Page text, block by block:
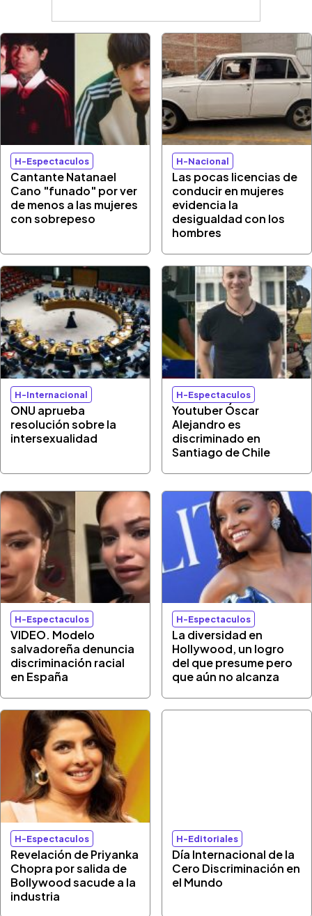
H-Espectaculos
Cantante Natanael
Cano "funado" por ver
de menos a las mujeres
con sobrepeso
H-Nacional
Las pocas licencias de
conducir en mujeres
evidencia la
desigualdad con los
hombres
H-Internacional
ONU aprueba
resolución sobre la
intersexualidad
H-Espectaculos
Youtuber Óscar
Alejandro es
discriminado en
Santiago de Chile
H-Espectaculos
VIDEO. Modelo
salvadoreña denuncia
discriminación racial
en España
H-Espectaculos
La diversidad en
Hollywood, un logro
del que presume pero
que aún no alcanza
H-Espectaculos
Revelación de Priyanka
Chopra por salida de
Bollywood sacude a la
industria
H-Editoriales
Día Internacional de la
Cero Discriminación en
el Mundo